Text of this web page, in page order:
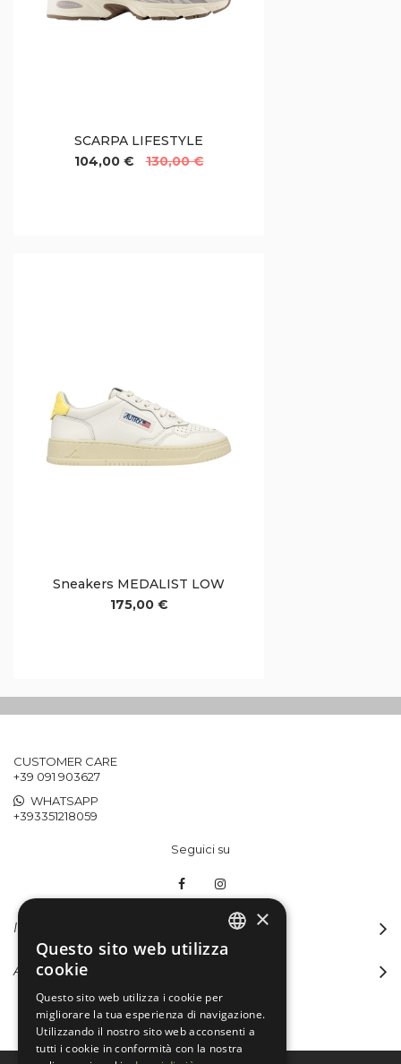
SCARPA LIFESTYLE
104,00 €
130,00 €
Sneakers MEDALIST LOW
175,00 €
CUSTOMER CARE
+39 091 903627
WHATSAPP
+393351218059
Seguici su
INFORMAZIONI
ACCOUNT
×
Questo sito web utilizza
cookie
Questo sito web utilizza i cookie per
migliorare la tua esperienza di navigazione.
Utilizzando il nostro sito web acconsenti a
tutti i cookie in conformità con la nostra